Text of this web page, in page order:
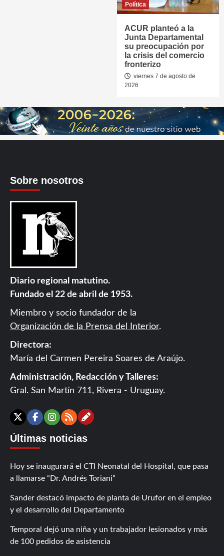
Política
ACUR planteó a la
Junta Departamental
su preocupación por
la crisis del comercio
fronterizo
viernes 7 de agosto de
2026
Sobre nosotros
Diario regional matutino.
Fundado el 22 de abril de 1953.
Miembro y socio fundador de la
Organización de la Prensa del Interior.
Directora:
María del Carmen Pereira Soares de Araújo.
Administración, Redacción y Talleres:
Gral. San Martín 711, Rivera - Uruguay.
X Facebook
Instagram
RSSContáctanos
Últimas noticias
Hoy se inaugurará el CTI Neonatal del Hospital, que pasa
a llamarse “Dr. Andrés Toriani”
Sander destacó impacto de planta de Urufor en el empleo
y el desarrollo del Departamento
Temporal dejó una niña y un trabajador lesionados y más
de 100 pedidos de asistencia